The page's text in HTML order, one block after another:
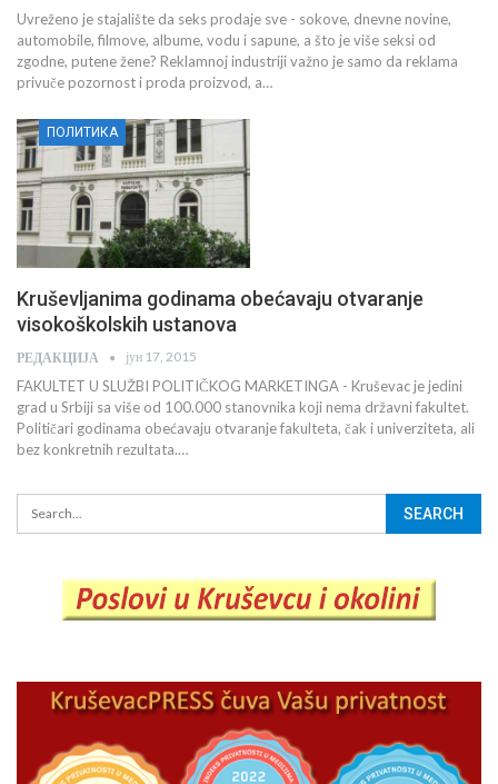
Uvreženo je stajalište da seks prodaje sve - sokove, dnevne novine,
automobile, filmove, albume, vodu i sapune, a što je više seksi od
zgodne, putene žene? Reklamnoj industriji važno je samo da reklama
privuče pozornost i proda proizvod, a…
ПОЛИТИКА
Kruševljanima godinama obećavaju otvaranje
visokoškolskih ustanova
РЕДАКЦИЈА јун 17, 2015
FAKULTET U SLUŽBI POLITIČKOG MARKETINGA - Kruševac je jedini
grad u Srbiji sa više od 100.000 stanovnika koji nema državni fakultet.
Političari godinama obećavaju otvaranje fakulteta, čak i univerziteta, ali
bez konkretnih rezultata.…